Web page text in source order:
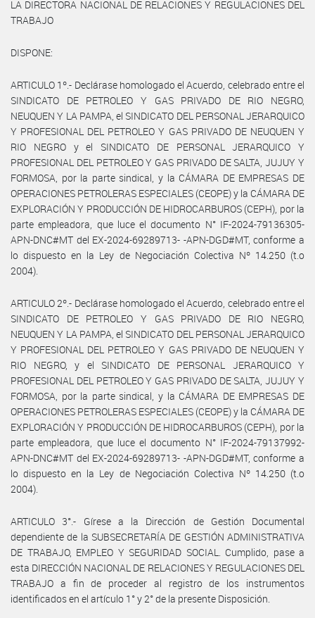
LA DIRECTORA NACIONAL DE RELACIONES Y REGULACIONES DEL
TRABAJO
DISPONE:
ARTICULO 1º.- Declárase homologado el Acuerdo, celebrado entre el
SINDICATO DE PETROLEO Y GAS PRIVADO DE RIO NEGRO,
NEUQUEN Y LA PAMPA, el SINDICATO DEL PERSONAL JERARQUICO
Y PROFESIONAL DEL PETROLEO Y GAS PRIVADO DE NEUQUEN Y
RIO NEGRO y el SINDICATO DE PERSONAL JERARQUICO Y
PROFESIONAL DEL PETROLEO Y GAS PRIVADO DE SALTA, JUJUY Y
FORMOSA, por la parte sindical, y la CÁMARA DE EMPRESAS DE
OPERACIONES PETROLERAS ESPECIALES (CEOPE) y la CÁMARA DE
EXPLORACIÓN Y PRODUCCIÓN DE HIDROCARBUROS (CEPH), por la
parte empleadora, que luce el documento N° IF-2024-79136305-
APN-DNC#MT del EX-2024-69289713- -APN-DGD#MT, conforme a
lo dispuesto en la Ley de Negociación Colectiva Nº 14.250 (t.o
2004).
ARTICULO 2º.- Declárase homologado el Acuerdo, celebrado entre el
SINDICATO DE PETROLEO Y GAS PRIVADO DE RIO NEGRO,
NEUQUEN Y LA PAMPA, el SINDICATO DEL PERSONAL JERARQUICO
Y PROFESIONAL DEL PETROLEO Y GAS PRIVADO DE NEUQUEN Y
RIO NEGRO, y el SINDICATO DE PERSONAL JERARQUICO Y
PROFESIONAL DEL PETROLEO Y GAS PRIVADO DE SALTA, JUJUY Y
FORMOSA, por la parte sindical, y la CÁMARA DE EMPRESAS DE
OPERACIONES PETROLERAS ESPECIALES (CEOPE) y la CÁMARA DE
EXPLORACIÓN Y PRODUCCIÓN DE HIDROCARBUROS (CEPH), por la
parte empleadora, que luce el documento N° IF-2024-79137992-
APN-DNC#MT del EX-2024-69289713- -APN-DGD#MT, conforme a
lo dispuesto en la Ley de Negociación Colectiva Nº 14.250 (t.o
2004).
ARTICULO 3°.- Gírese a la Dirección de Gestión Documental
dependiente de la SUBSECRETARÍA DE GESTIÓN ADMINISTRATIVA
DE TRABAJO, EMPLEO Y SEGURIDAD SOCIAL. Cumplido, pase a
esta DIRECCIÓN NACIONAL DE RELACIONES Y REGULACIONES DEL
TRABAJO a fin de proceder al registro de los instrumentos
identificados en el artículo 1° y 2° de la presente Disposición.